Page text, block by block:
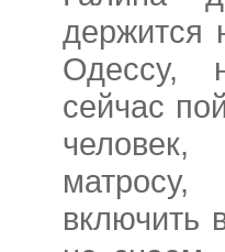
держится
Одессу,
сейчас
включить